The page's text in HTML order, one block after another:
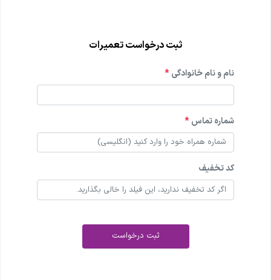
ثبت درخواست تعمیرات
نام و نام خانوادگی *
شماره تماس *
کد تخفیف
ثبت درخواست